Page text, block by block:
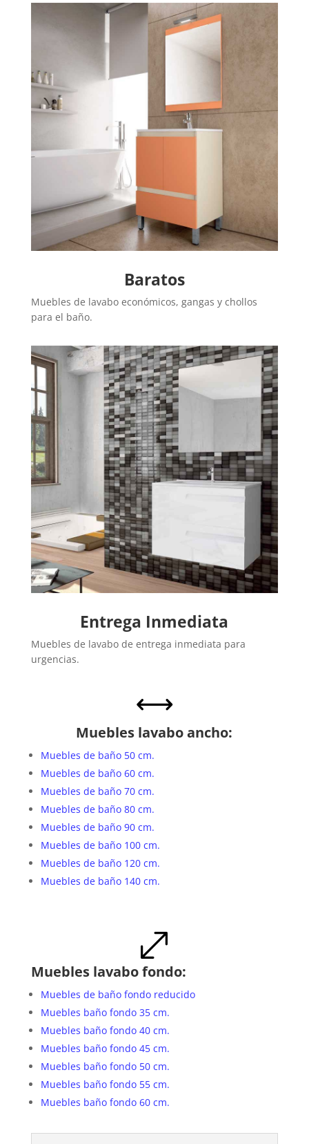
Baratos
Muebles de lavabo económicos, gangas y chollos
para el baño.
Entrega Inmediata
Muebles de lavabo de entrega inmediata para
urgencias.
,
Muebles lavabo ancho:
Muebles de baño 50 cm.
Muebles de baño 60 cm.
Muebles de baño 70 cm.
Muebles de baño 80 cm.
Muebles de baño 90 cm.
Muebles de baño 100 cm.
Muebles de baño 120 cm.
Muebles de baño 140 cm.
.
Muebles lavabo fondo:
Muebles de baño fondo reducido
Muebles baño fondo 35 cm.
Muebles baño fondo 40 cm.
Muebles baño fondo 45 cm.
Muebles baño fondo 50 cm.
Muebles baño fondo 55 cm.
Muebles baño fondo 60 cm.